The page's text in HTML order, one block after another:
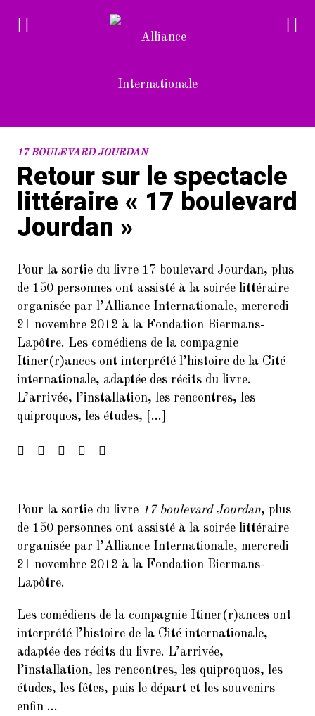
RECENT POSTS
1.
Devenez bénévole à l’Alliance
Internationale
2.
L’Alliance Internationale au
(samedi 10/9/2022)
Dans le cadre de la Semaine de la
langue française et de la
Francophonie
4.
FORUM DES ASSOCIATIONS DU
14 SEPTEMBRE 2024 PARIS
75014
5.
Forum de rentrée de la Mairie
6.
7.
Inscrivez-vous à la Soirée
Présentation Service des
Relectures 22/02/2017
8.
Concert Exceptionnel en
janvier 2018 à 19h45 à la Maison
9.
Balades Parisiennes de l’AI –
Paris et ses Passages couverts
(Samedi 17 mars à 10h30)
10. Faire du Sport à la Cité à petit
prix
17 BOULEVARD JOURDAN
Retour sur le spectacle
littéraire « 17 boulevard
Jourdan »
Pour la sortie du livre 17 boulevard Jourdan, plus
de 150 personnes ont assisté à la soirée littéraire
organisée par l’Alliance Internationale, mercredi
21 novembre 2012 à la Fondation Biermans-
Lapôtre. Les comédiens de la compagnie
Itiner(r)ances ont interprété l’histoire de la Cité
internationale, adaptée des récits du livre.
L’arrivée, l’installation, les rencontres, les
quiproquos, les études, […]
Pour la sortie du livre 17 boulevard Jourdan, plus
de 150 personnes ont assisté à la soirée littéraire
organisée par l’Alliance Internationale, mercredi
21 novembre 2012 à la Fondation Biermans-
Lapôtre.
Les comédiens de la compagnie Itiner(r)ances ont
interprété l’histoire de la Cité internationale,
adaptée des récits du livre. L’arrivée,
l’installation, les rencontres, les quiproquos, les
études, les fêtes, puis le départ et les souvenirs
enfin …